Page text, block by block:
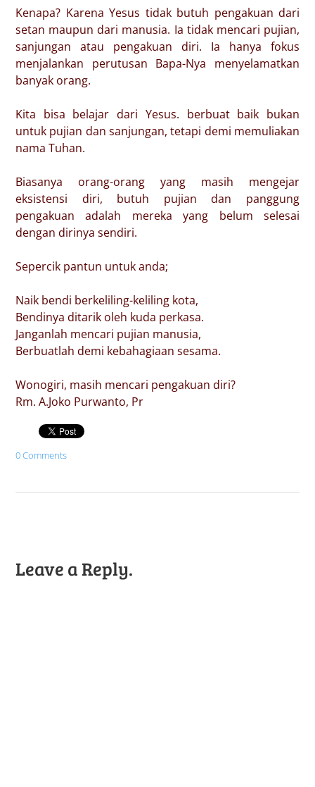
Kenapa? Karena Yesus tidak butuh pengakuan dari
setan maupun dari manusia. Ia tidak mencari pujian,
sanjungan atau pengakuan diri. Ia hanya fokus
menjalankan perutusan Bapa-Nya menyelamatkan
banyak orang.
Kita bisa belajar dari Yesus. berbuat baik bukan
untuk pujian dan sanjungan, tetapi demi memuliakan
nama Tuhan.
Biasanya orang-orang yang masih mengejar
eksistensi diri, butuh pujian dan panggung
pengakuan adalah mereka yang belum selesai
dengan dirinya sendiri.
Sepercik pantun untuk anda;
Naik bendi berkeliling-keliling kota,
Bendinya ditarik oleh kuda perkasa.
Janganlah mencari pujian manusia,
Berbuatlah demi kebahagiaan sesama.
Wonogiri, masih mencari pengakuan diri?
Rm. A.Joko Purwanto, Pr
0 Comments
Leave a Reply.